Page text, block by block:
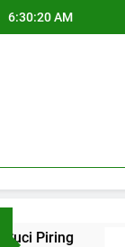
6:30:21 AM